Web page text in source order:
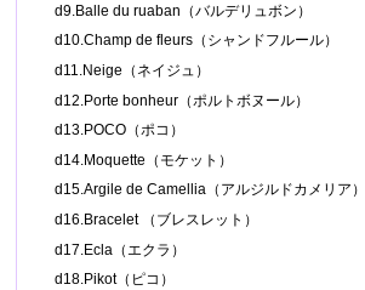
d9.Balle du ruaban（バルデリュボン）
d10.Champ de fleurs（シャンドフルール）
d11.Neige（ネイジュ）
d12.Porte bonheur（ポルトボヌール）
d13.POCO（ポコ）
d14.Moquette（モケット）
d15.Argile de Camellia（アルジルドカメリア）
d16.Bracelet （ブレスレット）
d17.Ecla（エクラ）
d18.Pikot（ピコ）